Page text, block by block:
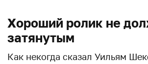
Хороший ролик не
затянутым
Как некогда сказал Уильям